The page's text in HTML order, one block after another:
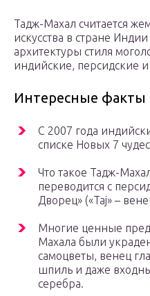
Тадж-Махал считается
искусства в стране
архитектуры стиля
индийские, персидские
Интересные факты
С 2007 года
списке Новых 7 чудес
Что такое Тадж-
переводится с
Дворец» («Taj» –
Многие ценные
Махала были
самоцветы, венец
шпиль и даже
серебра.